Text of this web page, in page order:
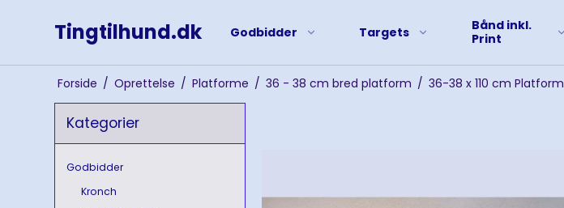
Tingtilhund.dk Godbidder Targets
Bånd inkl.
Print
Forside / Oprettelse / Platforme / 36 - 38 cm bred platform / 36-38 x 110 cm Platform
Kategorier
Godbidder
Kronch